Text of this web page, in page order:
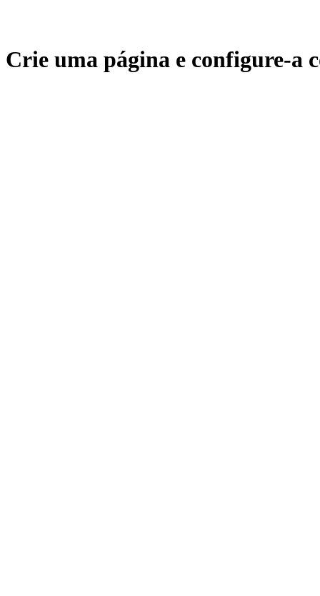
Crie uma página e configure-a